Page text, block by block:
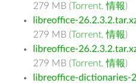
279 MB (Torrent,情報)
libreoffice-
279 MB (Torrent,情報)
libreoffice-
279 MB (Torrent,情報)
libreoffice-dictionaries-